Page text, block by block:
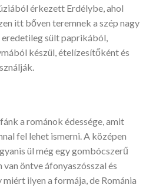
érkezett Erdélybe, ahol
itt bőven teremnek a szép nagy
sült paprikából,
készül, ételízesítőként és
a románok édessége, amit
fel lehet ismerni. A középen
ül még egy gombócszerű
öntve áfonyaszósszal és
ilyen a formája, de Románia